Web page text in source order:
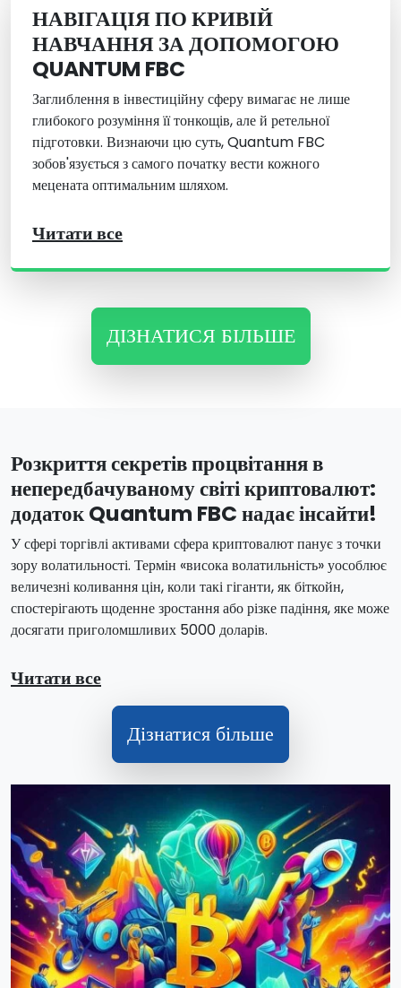
НАВІГАЦІЯ ПО КРИВІЙ
НАВЧАННЯ ЗА ДОПОМОГОЮ
QUANTUM FBC
Заглиблення в інвестиційну сферу вимагає не лише
глибокого розуміння її тонкощів, але й ретельної
підготовки. Визнаючи цю суть, Quantum FBC
зобов'язується з самого початку вести кожного
мецената оптимальним шляхом.
Читати все
ДІЗНАТИСЯ БІЛЬШЕ
Розкриття секретів процвітання в
непередбачуваному світі криптовалют:
додаток Quantum FBC надає інсайти!
У сфері торгівлі активами сфера криптовалют панує з точки
зору волатильності. Термін «висока волатильність» уособлює
величезні коливання цін, коли такі гіганти, як біткойн,
спостерігають щоденне зростання або різке падіння, яке може
досягати приголомшливих 5000 доларів.
Читати все
Дізнатися більше